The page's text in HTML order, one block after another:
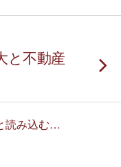
と不動産
読み込む…